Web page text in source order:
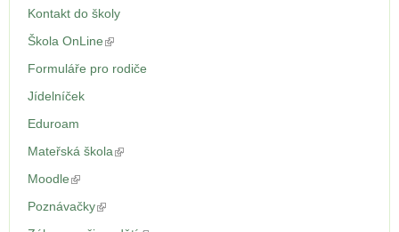
Kontakt do školy
Škola OnLine (odkaz je externí)
Formuláře pro rodiče
Jídelníček
Eduroam
Mateřská škola(odkaz je externí)
Moodle (odkaz je externí)
Poznávačky(odkaz je externí)